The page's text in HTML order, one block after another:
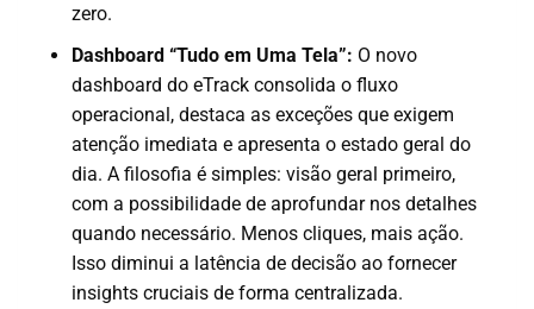
zero.
Dashboard “Tudo em Uma Tela”: O novo
dashboard do eTrack consolida o fluxo
operacional, destaca as exceções que exigem
atenção imediata e apresenta o estado geral do
dia. A filosofia é simples: visão geral primeiro,
com a possibilidade de aprofundar nos detalhes
quando necessário. Menos cliques, mais ação.
Isso diminui a latência de decisão ao fornecer
insights cruciais de forma centralizada.